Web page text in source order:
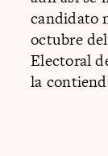
candidato
octubre
Electoral
la